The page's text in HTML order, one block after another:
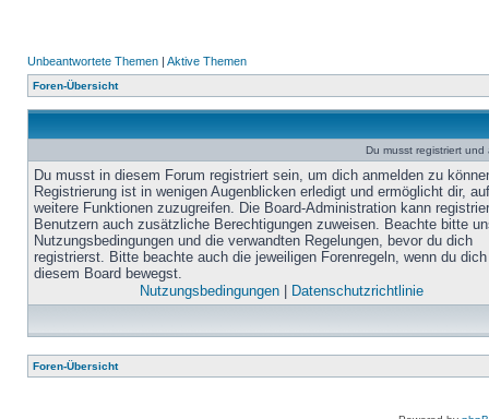
Unbeantwortete Themen | Aktive Themen
Foren-Übersicht
Du musst registriert
Du musst in diesem Forum registriert sein, um dich anmelden zu
Registrierung ist in wenigen Augenblicken erledigt und ermöglicht dir, auf
weitere Funktionen zuzugreifen. Die Board-Administration kann
Benutzern auch zusätzliche Berechtigungen zuweisen. Beachte bitte
Nutzungsbedingungen und die verwandten Regelungen, bevor du dich
registrierst. Bitte beachte auch die jeweiligen Forenregeln, wenn du
diesem Board bewegst.
Nutzungsbedingungen| Datenschutzrichtlinie
Foren-Übersicht